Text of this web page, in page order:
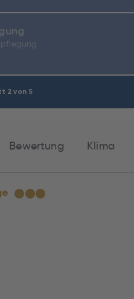
2 von 5
Bewertung Klima
★★★